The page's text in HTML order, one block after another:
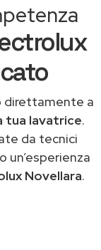
direttamente a
tua lavatrice.
da tecnici
Novellara.